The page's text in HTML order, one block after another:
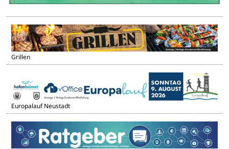
Grillen
Europalauf Neustadt